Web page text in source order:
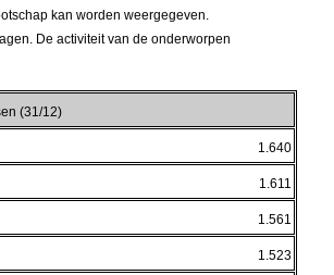
kan worden weergegeven.
De activiteit van de onderworpen
(31/12)
1.640
1.611
1.561
1.523